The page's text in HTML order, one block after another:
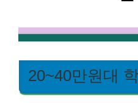
20~40만원대